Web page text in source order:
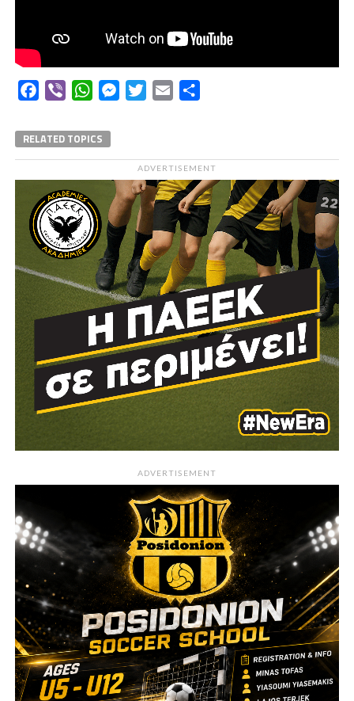
Facebook
Viber WhatsAppMessengerTwitterEmail
RELATED TOPICS
ADVERTISEMENT
ADVERTISEMENT